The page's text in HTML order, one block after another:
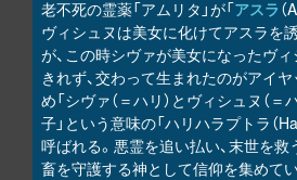
老不死の霊薬「アムリタ」が「アスラ
ヴィシュヌは美女に化けてアスラを
が、この時シヴァが美女になったヴ
きれず、交わって生まれたのがアイ
め「シヴァ（＝ハリ）とヴィシュヌ（
子」という意味の「ハリハラプトラ（
呼ばれる。悪霊を追い払い、末世を救
畜を守護する神として信仰を集めてい